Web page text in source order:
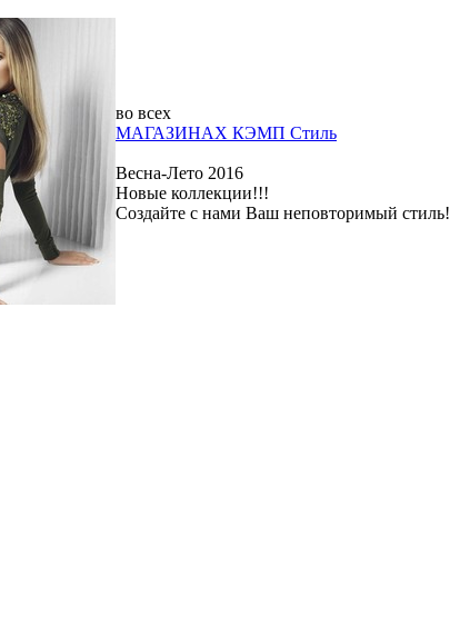
во всех
МАГАЗИНАХ КЭМП Стиль
Весна-Лето 2016
Новые коллекции!!!
Создайте с нами Ваш неповторимый стиль!